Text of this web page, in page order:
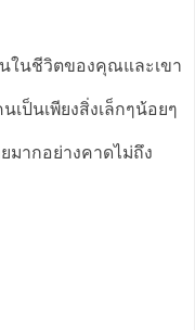
ในชีวิตของคุณและเขา
ป็นเพียงสิ่งเล็กๆน้อยๆ
ากอย่างคาดไม่ถึง